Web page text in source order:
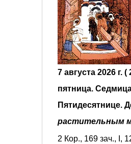
7 августа 2026 г.
пятница.
Пятидесятнице.
растительным
2 Кор., 169 зач., I,